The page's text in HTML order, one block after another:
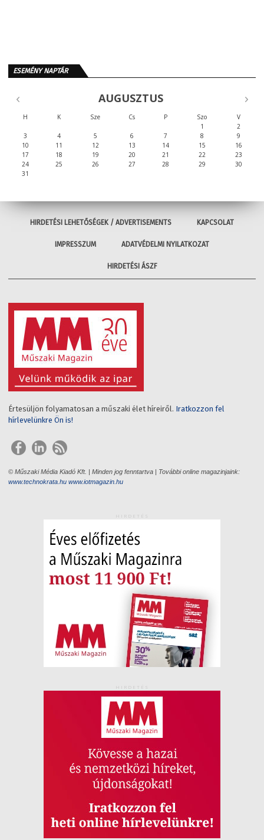
ESEMÉNY NAPTÁR
AUGUSZTUS
H K Sze Cs P Szo
V
1
2
3
4 5 6 7 8
9
10
11 12 13 14 15
16
17
18 19 20 21 22
23
24
25 26 27 28 29
30
31
HIRDETÉSI LEHETŐSÉGEK / ADVERTISEMENTS KAPCSOLAT
IMPRESSZUM ADATVÉDELMI NYILATKOZAT
HIRDETÉSI ÁSZF
Értesüljön folyamatosan a műszaki élet híreiről. Iratkozzon fel
hírlevelünkre Ön is!
© Műszaki Média Kiadó Kft. | Minden jog fenntartva | További online magazinjaink:
www.technokrata.hu www.iotmagazin.hu
HIRDETÉS
HIRDETÉS